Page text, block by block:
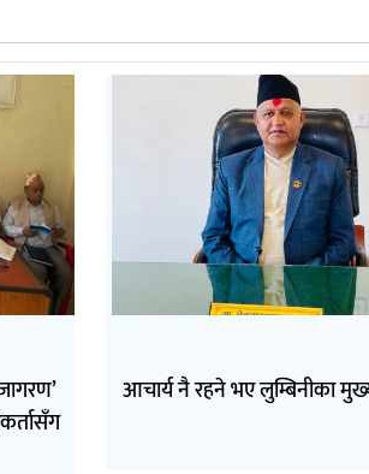
आचार्य नै रहने भए लुम्बिनीका